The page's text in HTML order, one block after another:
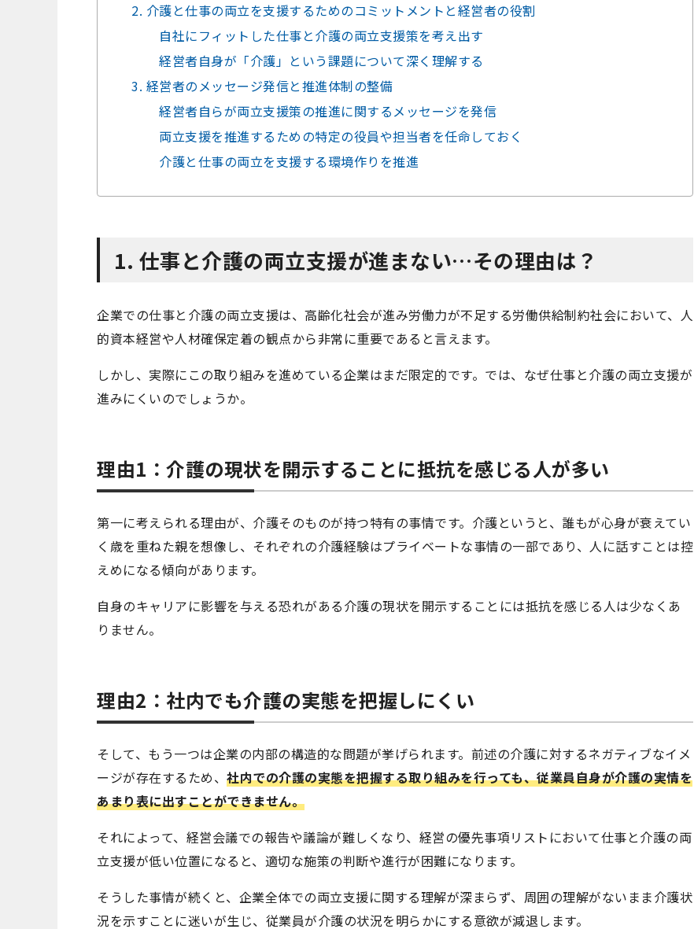
2. 介護と仕事の両立を支援するためのコミットメントと経営者の役割
自社にフィットした仕事と介護の両立支援策を考え出す
経営者自身が「介護」という課題について深く理解する
3. 経営者のメッセージ発信と推進体制の整備
経営者自らが両立支援策の推進に関するメッセージを発信
両立支援を推進するための特定の役員や担当者を任命しておく
介護と仕事の両立を支援する環境作りを推進
1. 仕事と介護の両立支援が進まない…その理由は？
企業での仕事と介護の両立支援は、高齢化社会が進み労働力が不足する労働供給制約社会において、人
的資本経営や人材確保定着の観点から非常に重要であると言えます。
しかし、実際にこの取り組みを進めている企業はまだ限定的です。では、なぜ仕事と介護の両立支援が
進みにくいのでしょうか。
理由1：介護の現状を開示することに抵抗を感じる人が多い
第一に考えられる理由が、介護そのものが持つ特有の事情です。介護というと、誰もが心身が衰えてい
く歳を重ねた親を想像し、それぞれの介護経験はプライベートな事情の一部であり、人に話すことは控
えめになる傾向があります。
自身のキャリアに影響を与える恐れがある介護の現状を開示することには抵抗を感じる人は少なくあ
りません。
理由2：社内でも介護の実態を把握しにくい
そして、もう一つは企業の内部の構造的な問題が挙げられます。前述の介護に対するネガティブなイメ
ージが存在するため、 社内での介護の実態を把握する取り組みを行っても、従業員自身が介護の実情を
あまり表に出すことができません。
それによって、経営会議での報告や議論が難しくなり、経営の優先事項リストにおいて仕事と介護の両
立支援が低い位置になると、適切な施策の判断や進行が困難になります。
そうした事情が続くと、企業全体での両立支援に関する理解が深まらず、周囲の理解がないまま介護状
況を示すことに迷いが生じ、従業員が介護の状況を明らかにする意欲が減退します。